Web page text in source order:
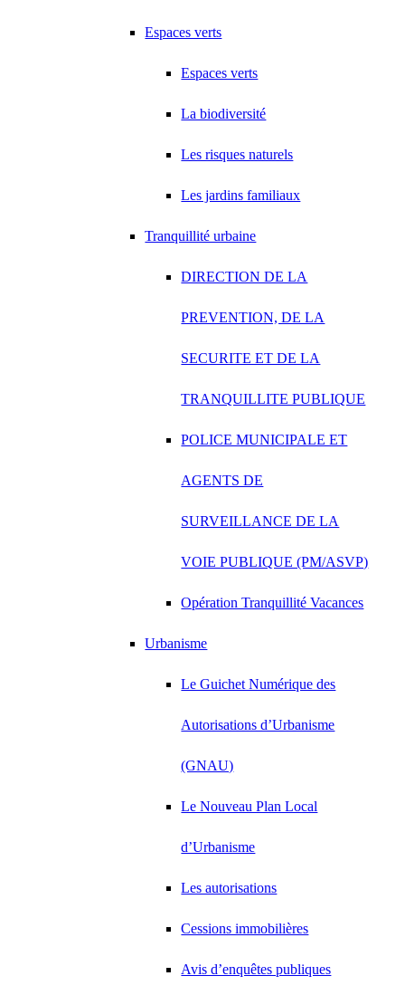
Espaces verts
Espaces verts
La biodiversité
Les risques naturels
Les jardins familiaux
Tranquillité urbaine
DIRECTION DE LA
PREVENTION, DE LA
SECURITE ET DE LA
TRANQUILLITE PUBLIQUE
POLICE MUNICIPALE ET
AGENTS DE
SURVEILLANCE DE LA
VOIE PUBLIQUE (PM/ASVP)
Opération Tranquillité Vacances
Urbanisme
Le Guichet Numérique des
Autorisations d’Urbanisme
(GNAU)
Le Nouveau Plan Local
d’Urbanisme
Les autorisations
Cessions immobilières
Avis d’enquêtes publiques